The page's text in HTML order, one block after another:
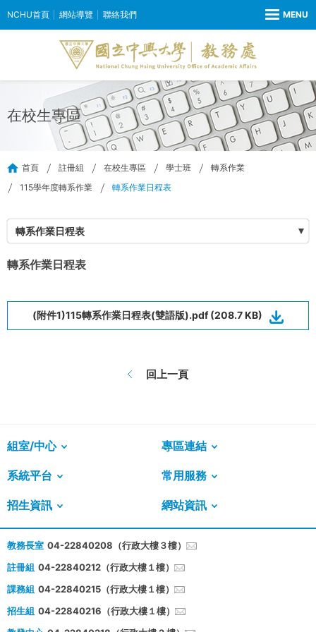
NCHU首頁 網站導覽 聯絡我們
在校生專區
首頁 註冊組 在校生專區 學士班
轉系作業
115學年度轉系作業
轉系作業日程表
轉系作業日程表
轉系作業日程表
(附件1)115轉系作業日程表(雙語版).pdf (208.7 KB)
回上一頁
組室/中心 專區連結
系統平台 常用服務
招生資訊 網站資訊
教務長室 04-22840208（行政大樓３樓）
註冊組 04-22840212（行政大樓１樓）
課務組 04-22840215（行政大樓１樓）
招生組 04-22840216（行政大樓１樓）